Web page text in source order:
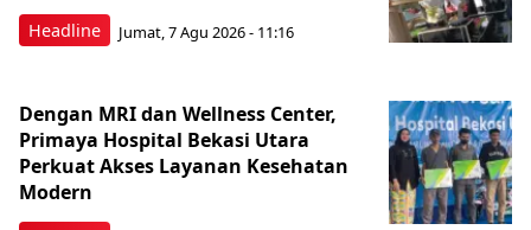
Headline Jumat, 7 Agu 2026 - 11:16
Dengan MRI dan Wellness Center,
Primaya Hospital Bekasi Utara
Perkuat Akses Layanan Kesehatan
Modern